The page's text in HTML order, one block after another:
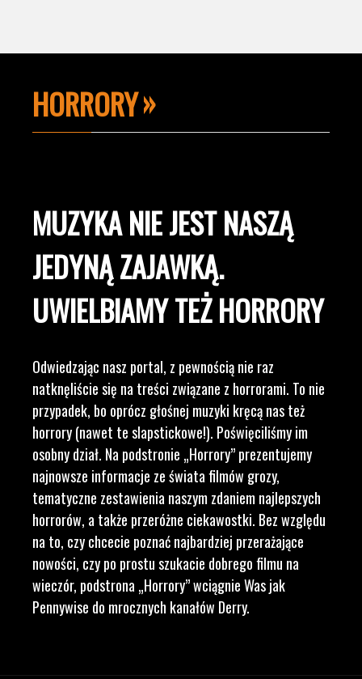
HORRORY
MUZYKA NIE JEST NASZĄ
JEDYNĄ ZAJAWKĄ.
UWIELBIAMY TEŻ HORRORY
Odwiedzając nasz portal, z pewnością nie raz
natknęliście się na treści związane z horrorami. To nie
przypadek, bo oprócz głośnej muzyki kręcą nas też
horrory (nawet te slapstickowe!). Poświęciliśmy im
osobny dział. Na podstronie „Horrory” prezentujemy
najnowsze informacje ze świata filmów grozy,
tematyczne zestawienia naszym zdaniem najlepszych
horrorów, a także przeróżne ciekawostki. Bez względu
na to, czy chcecie poznać najbardziej przerażające
nowości, czy po prostu szukacie dobrego filmu na
wieczór, podstrona „Horrory” wciągnie Was jak
Pennywise do mrocznych kanałów Derry.